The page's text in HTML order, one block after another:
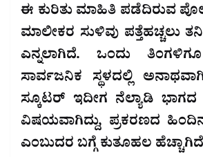
ಈ ಕುರಿತು ಮಾಹಿತಿ ಪಡೆದಿರುವ
ಮಾಲೀಕರ ಸುಳಿವು ಪತ್ತೆಹಚ್ಚಲು
ಎನ್ನಲಾಗಿದೆ. ಒಂದು
ಸಾರ್ವಜನಿಕ ಸ್ಥಳದಲ್ಲಿ
ಸ್ಕೂಟರ್ ಇದೀಗ ನೆಲ್ಯಾಡಿ
ವಿಷಯವಾಗಿದ್ದು, ಪ್ರಕರಣದ
ಎಂಬುದರ ಬಗ್ಗೆ ಕುತೂಹಲ